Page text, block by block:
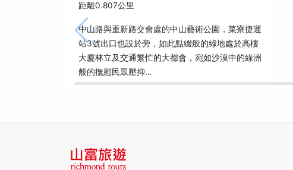
距離0.807公里
中山路與重新路交會處的中山藝術公園，菜寮捷運
站3號出口也設於旁，如此點綴般的綠地處於高樓
大廈林立及交通繁忙的大都會，宛如沙漠中的綠洲
般的撫慰民眾壓抑…